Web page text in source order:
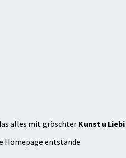
alles mit gröschterKunst u Liebi
Homepage entstande.